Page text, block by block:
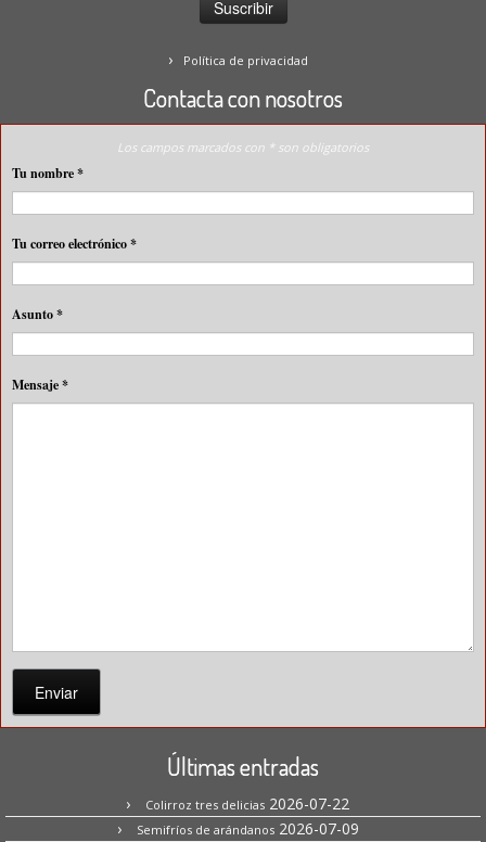
Política de privacidad
Contacta con nosotros
Los campos marcados con * son obligatorios
Tu nombre*
Tu correo electrónico*
Asunto*
Mensaje*
Enviar
Últimas entradas
Colirroz tres delicias 2026-07-22
Semifríos de arándanos 2026-07-09